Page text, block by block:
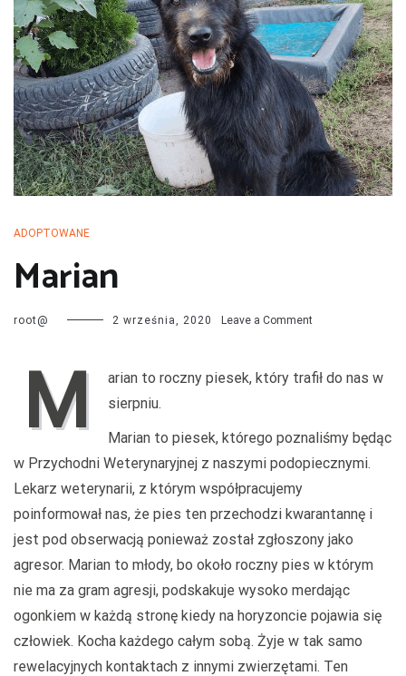
przechodzą kwarantannę, są leczone i mają całą profilaktykę. Są
również sterylizowane i kastrowane. Są socjalizowane czyli
przygotowywane do tego by odnaleźć się w nowej rodzinie. My
bardzo dobrze znamy naszych podopiecznych więc jest nam łatwiej
dopasować psa do rodziny i odwrotnie.
ADOPTOWANE
Marian
root@ 2 września, 2020 Leave a Commenton
M
arian to roczny piesek, który trafił do nas w
sierpniu.
Marian to piesek, którego poznaliśmy będąc
w Przychodni Weterynaryjnej z naszymi podopiecznymi.
Lekarz weterynarii, z którym współpracujemy
poinformował nas, że pies ten przechodzi kwarantannę i
jest pod obserwacją ponieważ został zgłoszony jako
agresor. Marian to młody, bo około roczny pies w którym
nie ma za gram agresji, podskakuje wysoko merdając
ogonkiem w każdą stronę kiedy na horyzoncie pojawia się
człowiek. Kocha każdego całym sobą. Żyje w tak samo
rewelacyjnych kontaktach z innymi zwierzętami. Ten